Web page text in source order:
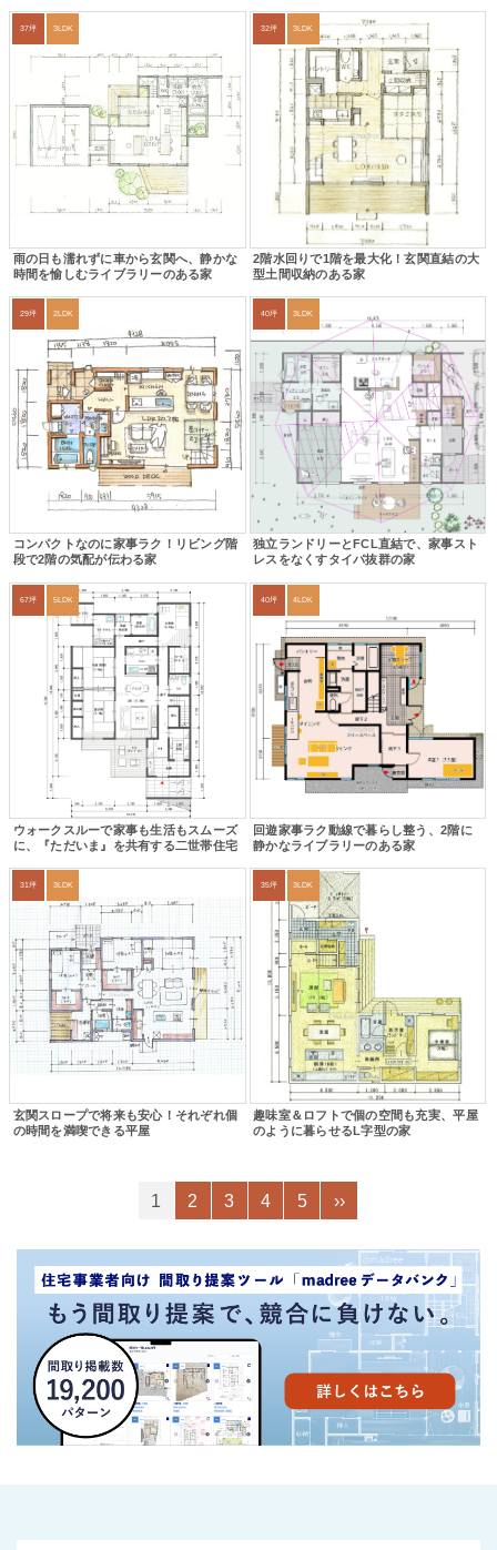
37坪 3LDK
雨の日も濡れずに車から玄関へ、静かな
時間を愉しむライブラリーのある家
32坪 3LDK
2階水回りで1階を最大化！玄関直結の大
型土間収納のある家
29坪 2LDK
コンパクトなのに家事ラク！リビング階
段で2階の気配が伝わる家
40坪 3LDK
独立ランドリーとFCL直結で、家事スト
レスをなくすタイパ抜群の家
67坪 5LDK
ウォークスルーで家事も生活もスムーズ
に、『ただいま』を共有する二世帯住宅
40坪 4LDK
回遊家事ラク動線で暮らし整う、2階に
静かなライブラリーのある家
31坪 3LDK
玄関スロープで将来も安心！それぞれ個
の時間を満喫できる平屋
35坪 3LDK
趣味室＆ロフトで個の空間も充実、平屋
のように暮らせるL字型の家
1 2 3 4 5 ››